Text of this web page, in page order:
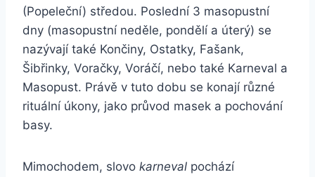
(Popeleční) středou. Poslední 3 masopustní
dny (masopustní neděle, pondělí a úterý) se
nazývají také Končiny, Ostatky, Fašank,
Šibřinky, Voračky, Voráčí, nebo také Karneval a
Masopust. Právě v tuto dobu se konají různé
rituální úkony, jako průvod masek a pochování
basy.
Mimochodem, slovo karneval pochází